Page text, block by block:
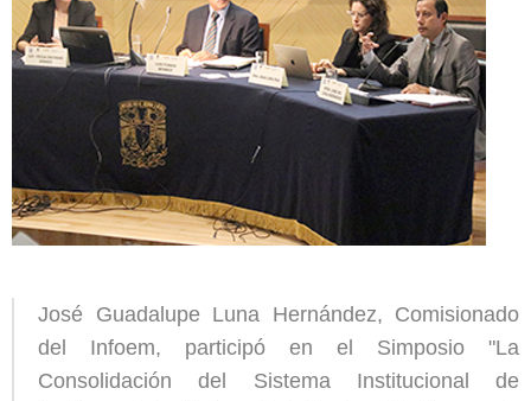
José Guadalupe Luna Hernández, Comisionado
del Infoem, participó en el Simposio "La
Consolidación del Sistema Institucional de